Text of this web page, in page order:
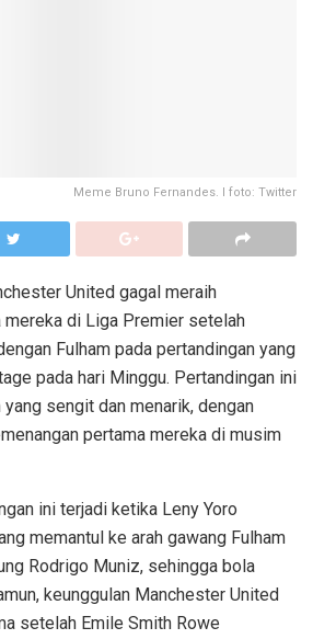
Meme Bruno Fernandes. I foto: Twitter
United gagal meraih
mereka di Liga Premier setelah
Fulham pada pertandingan yang
pada hari Minggu. Pertandingan ini
sengit dan menarik, dengan
pertama mereka di musim
ini terjadi ketika Leny Yoro
memantul ke arah gawang Fulham
Rodrigo Muniz, sehingga bola
keunggulan Manchester United
setelah Emile Smith Rowe